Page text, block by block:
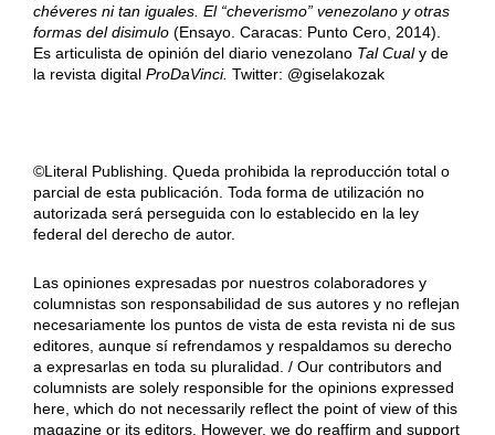
chéveres ni tan iguales. El “cheverismo” venezolano y otras
formas del disimulo(Ensayo. Caracas: Punto Cero, 2014).
Es articulista de opinión del diario venezolano Tal Cualy de
la revista digital ProDaVinci. Twitter: @giselakozak
©Literal Publishing. Queda prohibida la reproducción total o
parcial de esta publicación. Toda forma de utilización no
autorizada será perseguida con lo establecido en la ley
federal del derecho de autor.
Las opiniones expresadas por nuestros colaboradores y
columnistas son responsabilidad de sus autores y no reflejan
necesariamente los puntos de vista de esta revista ni de sus
editores, aunque sí refrendamos y respaldamos su derecho
a expresarlas en toda su pluralidad. / Our contributors and
columnists are solely responsible for the opinions expressed
here, which do not necessarily reflect the point of view of this
magazine or its editors. However, we do reaffirm and support